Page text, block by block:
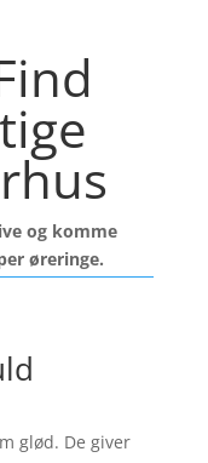
og komme
øreringe.
glød. De giver